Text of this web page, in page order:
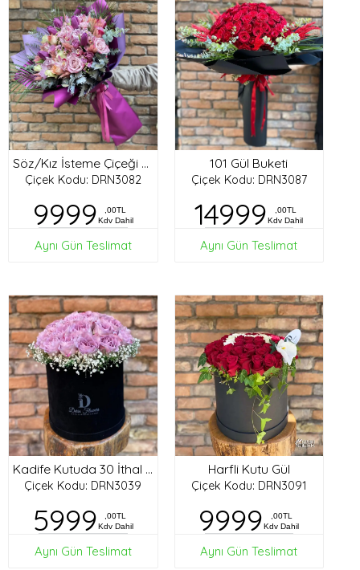
Söz/Kız İsteme Çiçeği Buketi
Çiçek Kodu: DRN3082
9999
,00TL
Kdv Dahil
Aynı Gün Teslimat
101 Gül Buketi
Çiçek Kodu: DRN3087
14999
,00TL
Kdv Dahil
Aynı Gün Teslimat
Kadife Kutuda 30 İthal Gül
Çiçek Kodu: DRN3039
5999
,00TL
Kdv Dahil
Aynı Gün Teslimat
Harfli Kutu Gül
Çiçek Kodu: DRN3091
9999
,00TL
Kdv Dahil
Aynı Gün Teslimat